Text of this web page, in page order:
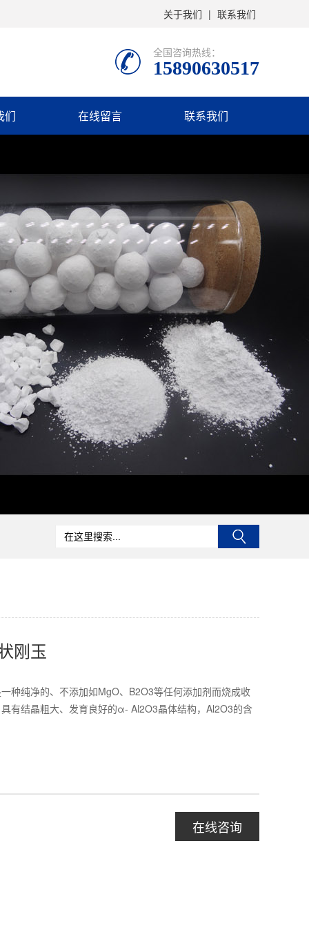
关于我们 | 联系我们
全国咨询热线：
15890630517
们 在线留言 联系我们
刚玉
种纯净的、不添加如MgO、B2O3等任何添加剂而烧成收
有结晶粗大、发育良好的α- Al2O3晶体结构，Al2O3的含
在线咨询